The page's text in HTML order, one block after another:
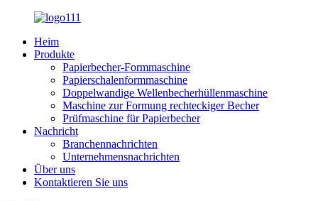
Heim
Produkte
Papierbecher-Formmaschine
Papierschalenformmaschine
Doppelwandige Wellenbecherhüllenmaschine
Maschine zur Formung rechteckiger Becher
Prüfmaschine für Papierbecher
Nachricht
Branchennachrichten
Unternehmensnachrichten
Über uns
Kontaktieren Sie uns